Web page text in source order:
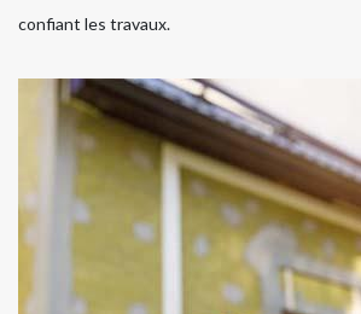
confiant les travaux.